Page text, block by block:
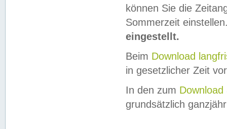
können Sie die
Sommerzeit
eingestellt.
Beim Download
in gesetzlicher Zeit
In den zum Download
grundsätzlich